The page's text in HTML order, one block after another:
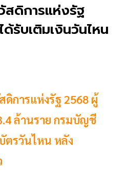
สดิการแห่งรัฐ
รับเติมเงินวันไหน
การแห่งรัฐ 2568 ผู้
ล้านราย กรมบัญชี
ตรวันไหน หลัง